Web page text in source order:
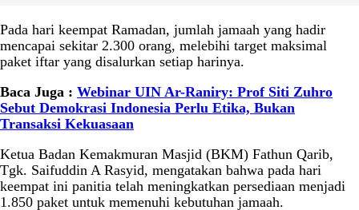
Pada hari keempat Ramadan, jumlah jamaah yang hadir
mencapai sekitar 2.300 orang, melebihi target maksimal
paket iftar yang disalurkan setiap harinya.
Baca Juga : Webinar UIN Ar-Raniry: Prof Siti Zuhro
Sebut Demokrasi Indonesia Perlu Etika, Bukan
Transaksi Kekuasaan
Ketua Badan Kemakmuran Masjid (BKM) Fathun Qarib,
Tgk. Saifuddin A Rasyid, mengatakan bahwa pada hari
keempat ini panitia telah meningkatkan persediaan menjadi
1.850 paket untuk memenuhi kebutuhan jamaah.